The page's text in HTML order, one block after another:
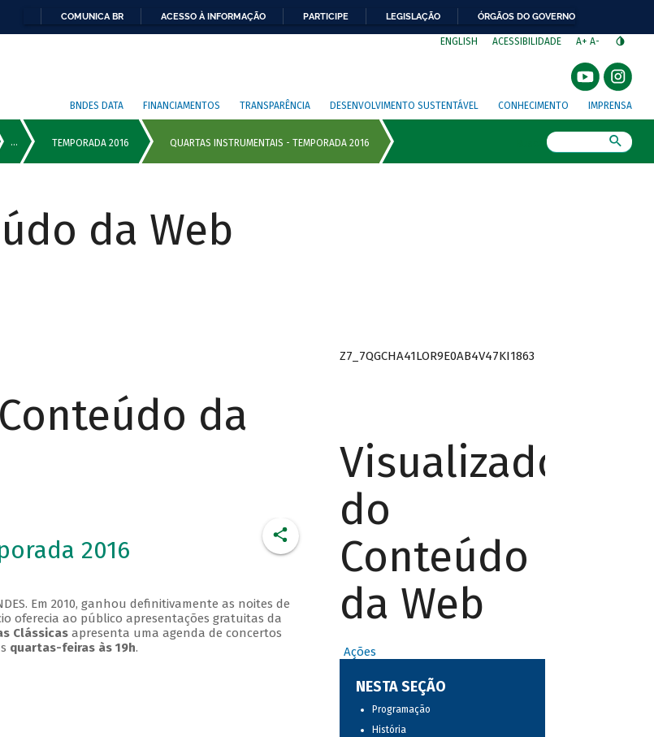
COMUNICA BR ACESSO À INFORMAÇÃO PARTICIPE LEGISLAÇÃO ÓRGÃOS DO GOVERNO
ENGLISH ACESSIBILIDADE A+ A-
BNDES DATA FINANCIAMENTOS TRANSPARÊNCIA DESENVOLVIMENTO SUSTENTÁVEL CONHECIMENTO IMPRENSA
da Web
da
2016
Em 2010, ganhou definitivamente as noites de
oferecia ao público apresentações gratuitas da
Clássicasapresenta uma agenda de concertos
quartas-feiras às 19h.
Z7_7QGCHA41LOR9E0AB4V47KI1863
Visualizador
do
Conteúdo
da Web
Ações
NESTA SEÇÃO
Programação
História